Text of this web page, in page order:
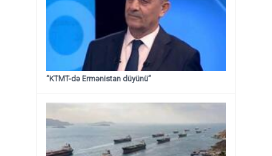
“KTMT-də Ermənistan düyünü”